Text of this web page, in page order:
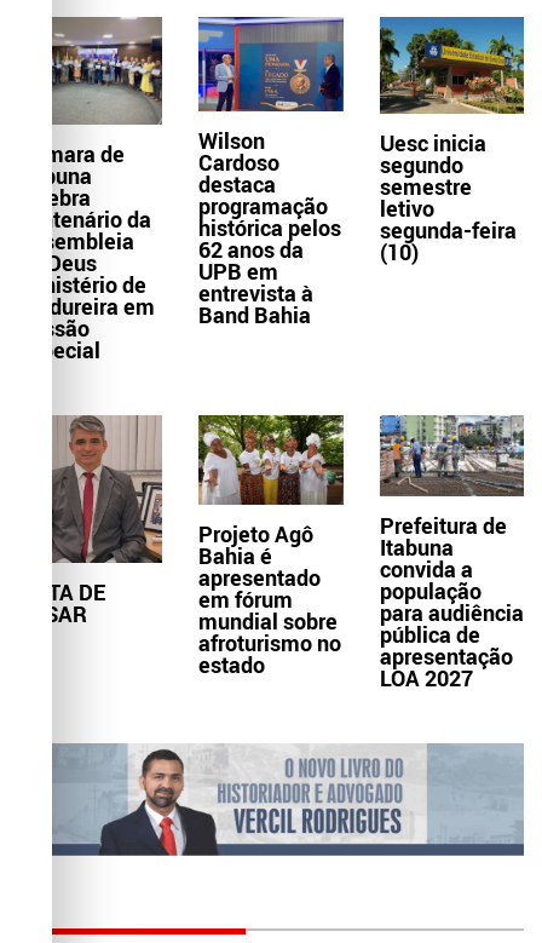
Câmara de
Itabuna
celebra
centenário da
Assembleia
de Deus
Ministério de
Madureira em
Sessão
Especial
Wilson
Cardoso
destaca
programação
histórica pelos
62 anos da
UPB em
entrevista à
Band Bahia
Uesc inicia
segundo
semestre
letivo
segunda-feira
(10)
NOTA DE
PESAR
Projeto Agô
Bahia é
apresentado
em fórum
mundial sobre
afroturismo no
estado
Prefeitura de
Itabuna
convida a
população
para audiência
pública de
apresentação
LOA 2027